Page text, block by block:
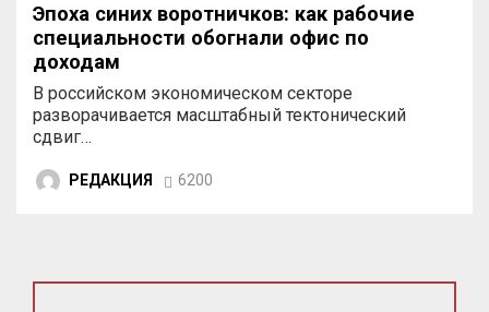
Эпоха синих воротничков: как рабочие
специальности обогнали офис по
доходам
В российском экономическом секторе
разворачивается масштабный тектонический
сдвиг…
РЕДАКЦИЯ 6200